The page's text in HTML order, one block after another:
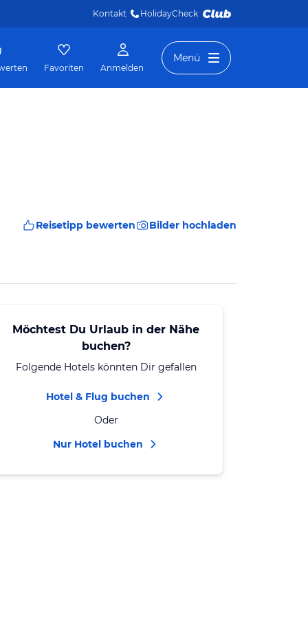
Kontakt HolidayCheck
Favoriten Anmelden
Menü
Reisetipp bewerten Bilder hochladen
Möchtest Du Urlaub in der Nähe
buchen?
Folgende Hotels könnten Dir gefallen
Hotel & Flug buchen
Oder
Nur Hotel buchen